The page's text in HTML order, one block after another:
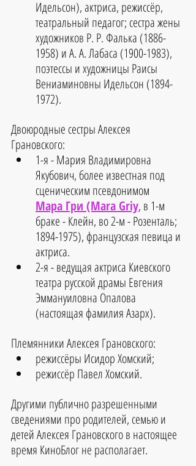
Идельсон), актриса, режиссёр,
театральный педагог; сестра жены
художников Р. Р. Фалька (1886-
1958) и А. А. Лабаса (1900-1983),
поэтессы и художницы Раисы
Вениаминовны Идельсон (1894-
1972).
Двоюродные сестры Алексея
Грановского:
1-я - Мария Владимировна
Якубович, более известная под
сценическим псевдонимом
Мара Гри (Mara Griy, в 1-м
браке - Клейн, во 2-м - Розенталь;
1894-1975), французская певица и
актриса.
2-я - ведущая актриса Киевского
театра русской драмы Евгения
Эммануиловна Опалова
(настоящая фамилия Азарх).
Племянники Алексея Грановского:
режиссёры Исидор Хомский;
режиссёр Павел Хомский.
Другими публично разрешенными
сведениями про родителей, семью и
детей Алексея Грановского в настоящее
время КиноБлог не располагает.